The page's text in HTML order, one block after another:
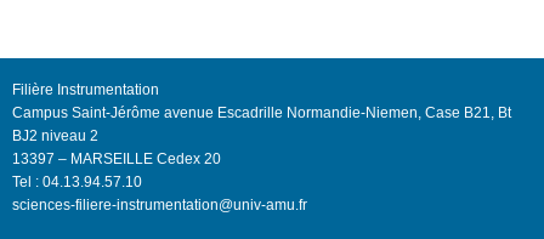
Filière Instrumentation
Campus Saint-Jérôme avenue Escadrille Normandie-Niemen, Case B21, Bt
BJ2 niveau 2
13397 – MARSEILLE Cedex 20
Tel : 04.13.94.57.10
sciences-filiere-instrumentation@univ-amu.fr